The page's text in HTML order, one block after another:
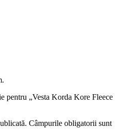
pentru „Vesta Korda Kore Fleece
Câmpurile obligatorii sunt